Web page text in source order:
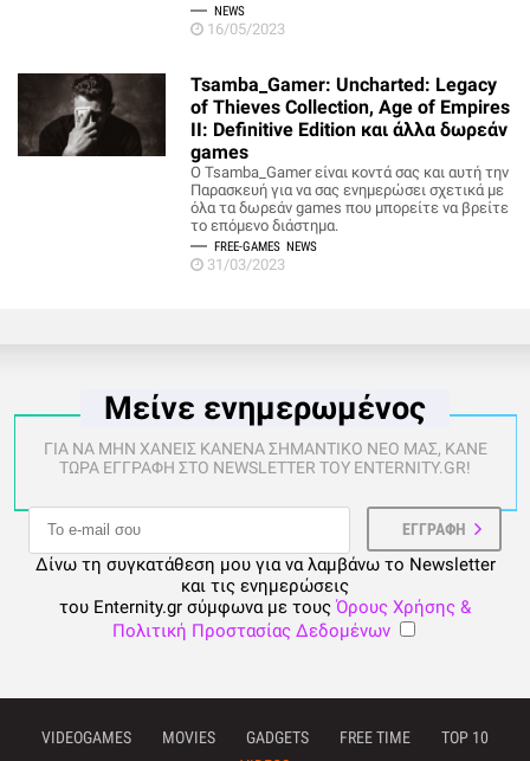
NEWS
16/05/2023
Tsamba_Gamer: Uncharted: Legacy
of Thieves Collection, Age of Empires
II: Definitive Edition και άλλα δωρεάν
games
O Tsamba_Gamer είναι κοντά σας και αυτή την
Παρασκευή για να σας ενημερώσει σχετικά με
όλα τα δωρεάν games που μπορείτε να βρείτε
το επόμενο διάστημα.
FREE-GAMES NEWS
31/03/2023
Μείνε ενημερωμένος
ΓΙΑ ΝΑ ΜΗΝ ΧΑΝΕΙΣ ΚΑΝΕΝΑ ΣΗΜΑΝΤΙΚΟ ΝΕΟ ΜΑΣ, ΚΑΝΕ
ΤΩΡΑ ΕΓΓΡΑΦΗ ΣΤΟ NEWSLETTER ΤΟΥ ENTERNITY.GR!
Δίνω τη συγκατάθεση μου για να λαμβάνω το Newsletter
και τις ενημερώσεις
του Enternity.gr σύμφωνα με τους Όρους Χρήσης &
Πολιτική Προστασίας Δεδομένων
VIDEOGAMES MOVIES GADGETS FREE TIME
TOP 10